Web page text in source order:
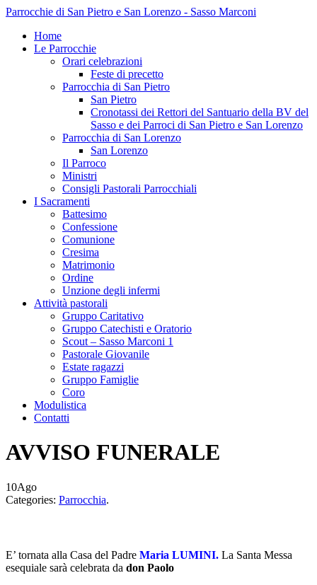
Parrocchie di San Pietro e San Lorenzo - Sasso Marconi
Home
Le Parrocchie
Orari celebrazioni
Feste di precetto
Parrocchia di San Pietro
San Pietro
Cronotassi dei Rettori del Santuario della BV del
Sasso e dei Parroci di San Pietro e San Lorenzo
Parrocchia di San Lorenzo
San Lorenzo
Il Parroco
Ministri
Consigli Pastorali Parrocchiali
I Sacramenti
Battesimo
Confessione
Comunione
Cresima
Matrimonio
Ordine
Unzione degli infermi
Attività pastorali
Gruppo Caritativo
Gruppo Catechisti e Oratorio
Scout – Sasso Marconi 1
Pastorale Giovanile
Estate ragazzi
Gruppo Famiglie
Coro
Modulistica
Contatti
AVVISO FUNERALE
10Ago
Categories: Parrocchia.
E’ tornata alla Casa del Padre Maria LUMINI. La Santa Messa
esequiale sarà celebrata da don Paolo